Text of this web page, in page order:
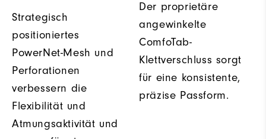
Strategisch
positioniertes
PowerNet-Mesh und
Perforationen
verbessern die
Flexibilität und
Atmungsaktivität und
Der proprietäre
angewinkelte
ComfoTab-
Klettverschluss sorgt
für eine konsistente,
präzise Passform.